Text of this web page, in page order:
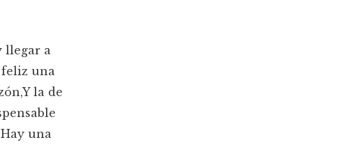
llegar a
feliz una
la de
una